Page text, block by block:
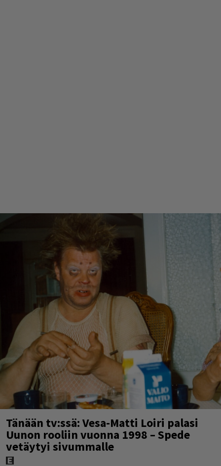
Tänään tv:ssä: Vesa-Matti Loiri palasi
Uunon rooliin vuonna 1998 – Spede
vetäytyi sivummalle